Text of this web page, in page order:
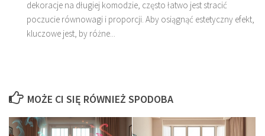
dekoracje na długiej komodzie, często łatwo jest stracić
poczucie równowagi i proporcji. Aby osiągnąć estetyczny efekt,
kluczowe jest, by różne...
MOŻE CI SIĘ RÓWNIEŻ SPODOBA